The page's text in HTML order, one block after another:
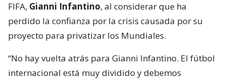
FIFA, Gianni Infantino, al considerar que ha
perdido la confianza por la crisis causada por su
proyecto para privatizar los Mundiales.
“No hay vuelta atrás para Gianni Infantino. El fútbol
internacional está muy dividido y debemos